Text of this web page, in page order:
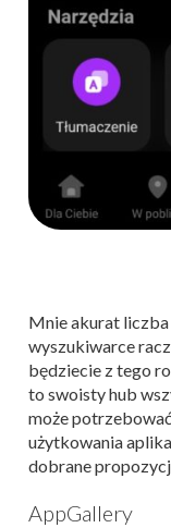
Mnie akurat
wyszukiwarce
będziecie z tego
to swoisty hub
może
użytkowania
dobrane
AppGallery